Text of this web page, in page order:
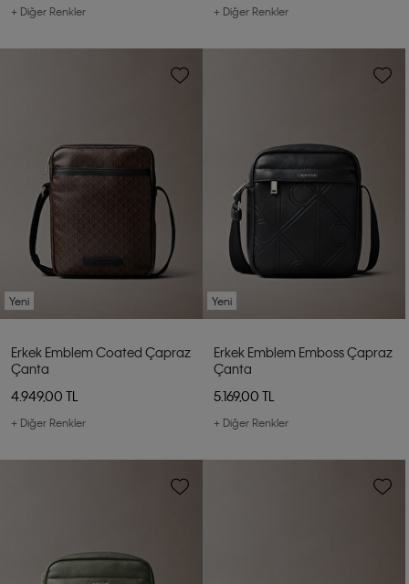
+ Diğer Renkler + Diğer Renkler
Yeni
Erkek Emblem Coated Çapraz
Çanta
4.949,00 TL
+ Diğer Renkler
Yeni
Erkek Emblem Emboss Çapraz
Çanta
5.169,00 TL
+ Diğer Renkler